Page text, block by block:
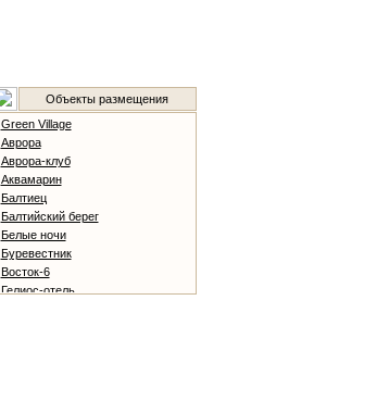
Объекты размещения
Green Village
Аврора
Аврора-клуб
Аквамарин
Балтиец
Балтийский берег
Белые ночи
Буревестник
Восток-6
Гелиос-отель